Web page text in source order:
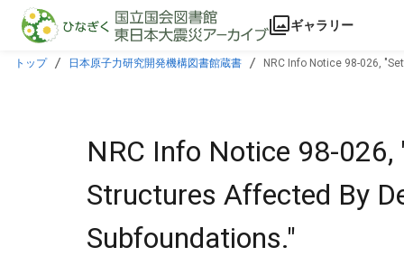
本文に飛ぶ
ギャラリー
トップ 日本原子力研究開発機構図書館蔵書 NRC Info Notice 98-026,
NRC Info Notice 98-
Structures Affected By
Subfoundations."